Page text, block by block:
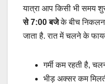
यात्रा आप किसी भी समय
से 7:00 बजेके बीच
जाता है. रात में चलने के
गर्मी कम रहती है,
भीड़ अक्सर कम